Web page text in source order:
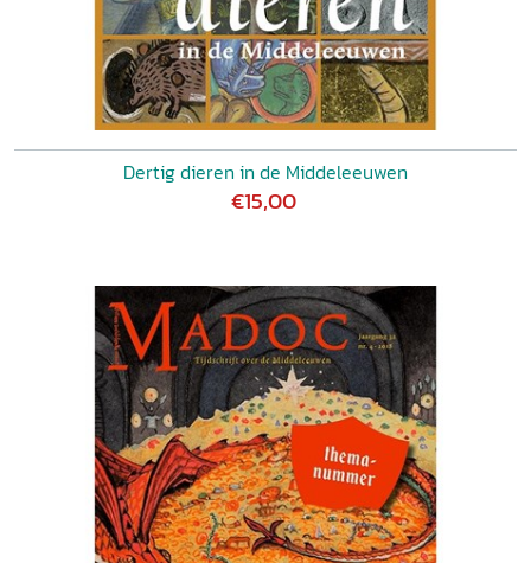
Dertig dieren in de Middeleeuwen
€15,00